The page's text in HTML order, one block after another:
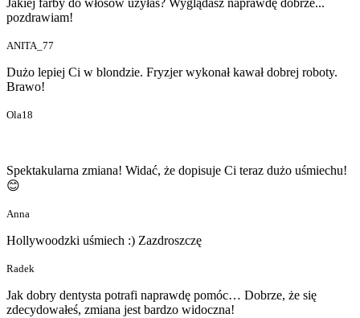
Jakiej farby do włosów użyłaś? Wyglądasz naprawdę dobrze...
pozdrawiam!
ANITA_77
Dużo lepiej Ci w blondzie. Fryzjer wykonał kawał dobrej roboty.
Brawo!
Ola18
Spektakularna zmiana! Widać, że dopisuje Ci teraz dużo uśmiechu!
😊
Anna
Hollywoodzki uśmiech :) Zazdroszczę
Radek
Jak dobry dentysta potrafi naprawdę pomóc… Dobrze, że się
zdecydowałeś, zmiana jest bardzo widoczna!